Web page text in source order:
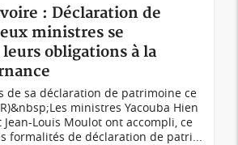
: Déclaration de
ministres se
obligations à la
de sa déclaration de patrimoine ce
ministres Yacouba Hien
Jean-Louis Moulot ont accompli, ce
formalités de déclaration de patri...